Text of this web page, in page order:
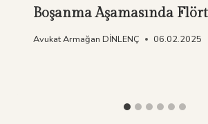
Boşanma Aşamasında Flört
Avukat Armağan DİNLENÇ 06.02.2025